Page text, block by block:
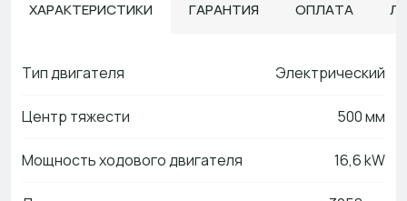
ХАРАКТЕРИСТИКИ ГАРАНТИЯ ОПЛАТА
Тип двигателя Электрический
Центр тяжести 500 мм
Мощность ходового двигателя 16,6 kW